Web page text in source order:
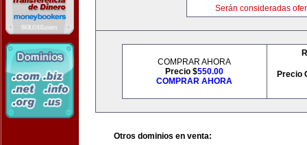
Serán consideradas
COMPRAR AHORA
Precio $550.00
COMPRAR AHORA
Precio
Otros dominios en venta: